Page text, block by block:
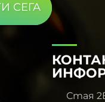
СЕГА
Стая